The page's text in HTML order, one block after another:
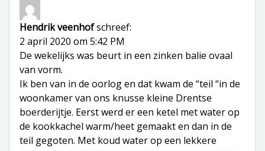
Hendrik veenhofschreef:
2 april 2020 om 5:42 PM
De wekelijks was beurt in een zinken balie ovaal
van vorm.
Ik ben van in de oorlog en dat kwam de “teil “in de
woonkamer van ons knusse kleine Drentse
boerderijtje. Eerst werd er een ketel met water op
de kookkachel warm/heet gemaakt en dan in de
teil gegoten. Met koud water op een lekkere